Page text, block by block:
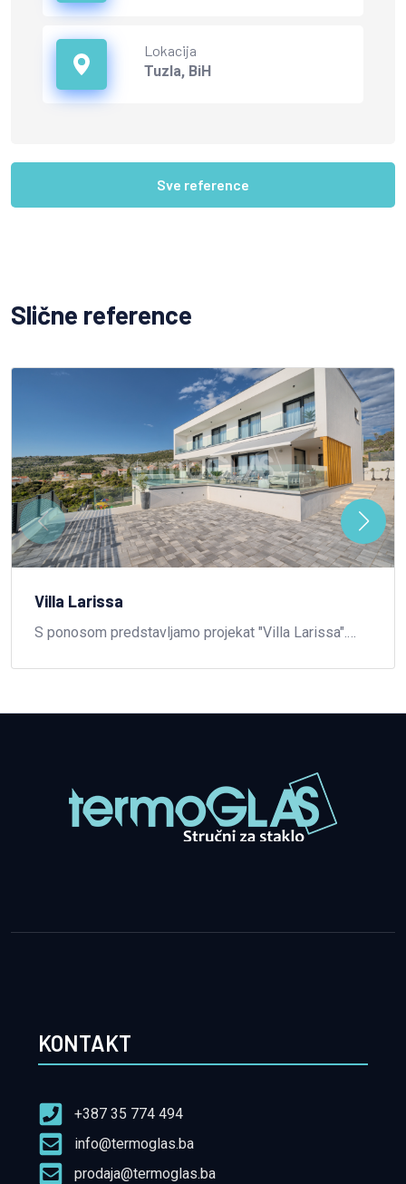
Lokacija
Tuzla, BiH
Sve reference
Slične reference
Villa Larissa
S ponosom predstavljamo projekat "Villa Larissa".
staklenim komponentama naše kompanije.
KONTAKT
+387 35 774 494
info@termoglas.ba
prodaja@termoglas.ba